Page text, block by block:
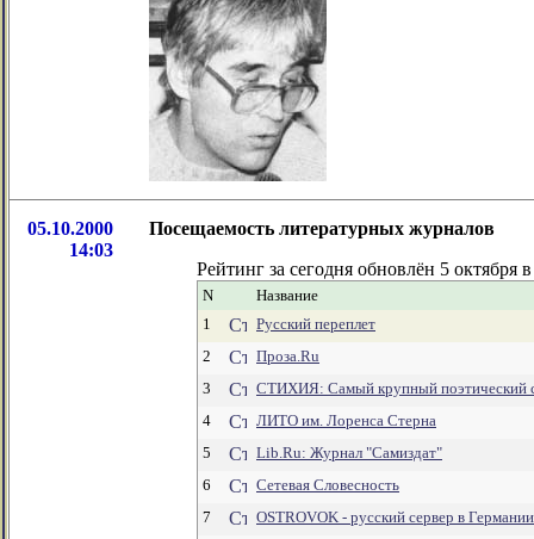
05.10.2000
14:03
Посещаемость литературных журналов
Рейтинг за сегодня обновлён 5 октября
N
Название
1
Русский переплет
2
Проза.Ru
3
СТИХИЯ: Самый крупный поэтический
4
ЛИТО им. Лоренса Стерна
5
Lib.Ru: Журнал "Самиздат"
6
Сетевая Словесность
7
OSTROVOK - русский сервер в Германии